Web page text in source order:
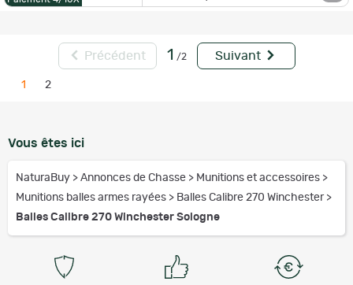
Précédent 1 /2 Suivant
1 2
Vous êtes ici
NaturaBuy > Annonces de Chasse > Munitions et accessoires >
Munitions balles armes rayées > Balles Calibre 270 Winchester >
Balles Calibre 270 Winchester Sologne